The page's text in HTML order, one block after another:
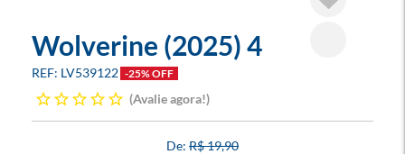
Wolverine (2025) 4
LV539122 -25% OFF
Avalie agora!
R$ 19,90